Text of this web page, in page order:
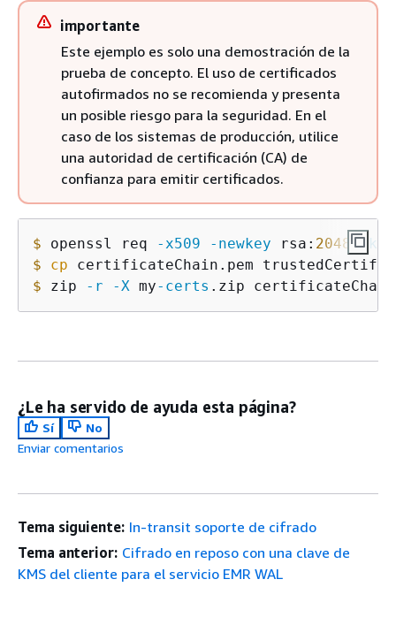
importante
Este ejemplo es solo una demostración de la
prueba de concepto. El uso de certificados
autofirmados no se recomienda y presenta
un posible riesgo para la seguridad. En el
caso de los sistemas de producción, utilice
una autoridad de certificación (CA) de
confianza para emitir certificados.
$ openssl req -x509 -newkey rsa: 2048
-
$
cp
$ zip -r -X my-certs .zip
¿Le ha servido de ayuda esta página?
Sí
No
Enviar comentarios
Tema siguiente: In-transit soporte de cifrado
Tema anterior: Cifrado en reposo con una clave de
KMS del cliente para el servicio EMR WAL